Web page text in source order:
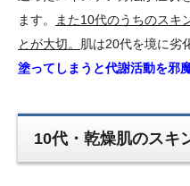
ます。
また10代のうちのスキ
とが大切。 肌は20代を境に劣
塗ってしまうと代謝活動を邪
10代・乾燥肌のスキ